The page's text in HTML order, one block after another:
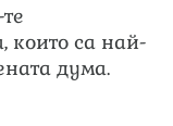
които са най-
дума.